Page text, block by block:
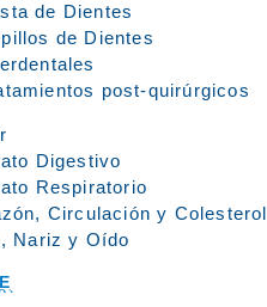
de Dientes
de Dientes
post-quirúrgicos
Digestivo
Respiratorio
Circulación y Colesterol
Nariz y Oído
DEL PRODUCTO